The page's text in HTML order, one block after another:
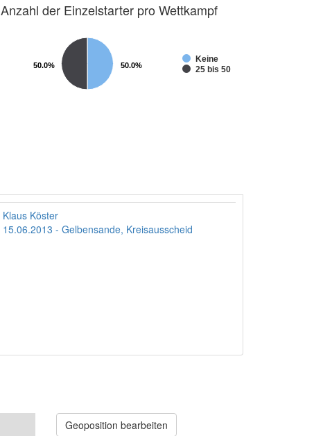
Anzahl der Einzelstarter pro Wettkampf
50.0%
50.0%
50.0%
50.0%
Keine
25 bis 50
Klaus Köster
15.06.2013 - Gelbensande, Kreisausscheid
Geoposition bearbeiten